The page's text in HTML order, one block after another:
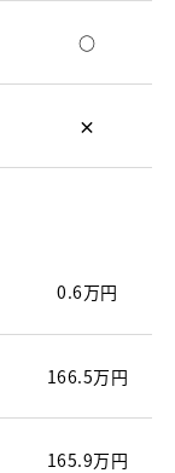
○
×
0.6万円
166.5万円
165.9万円